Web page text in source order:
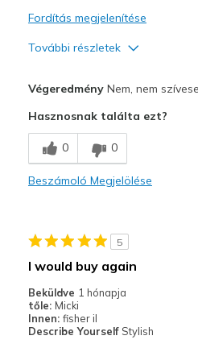
Fordítás megjelenítése
További részletek
Stylish
Kontra
Need Break In
Sizing
Feels true to
View On Shoes
I'm Into Shoes
VégeredményNem, nem
Hasznosnak találta ezt?
0 0
Beszámoló Megjelölése
5
I would buy again
Beküldve 1 hónapja
tőle: Micki
Innen: fisher il
Describe Yourself Stylish